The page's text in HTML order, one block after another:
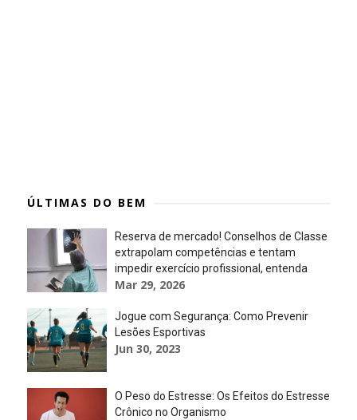
ÚLTIMAS DO BEM
Reserva de mercado! Conselhos de Classe
extrapolam competências e tentam
impedir exercício profissional, entenda
Mar 29, 2026
Jogue com Segurança: Como Prevenir
Lesões Esportivas
Jun 30, 2023
O Peso do Estresse: Os Efeitos do Estresse
Crônico no Organismo